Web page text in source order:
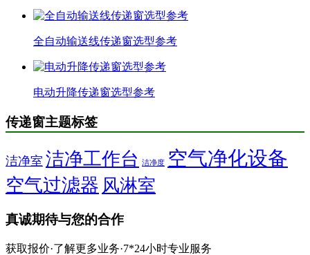
全自动输送线传递窗选型参考
电动升降传递窗选型参考
传递窗主题标签
洁净室 洁净工作台 洁净度 空气净化设备
空气过滤器 风淋室
真诚期待与您的合作
获取报价·了解更多业务·7*24小时专业服务